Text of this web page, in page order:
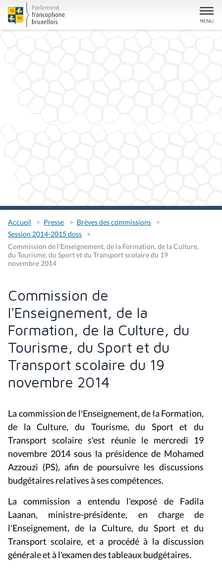
Accueil Presse
Brèves des commissions
Session 2014-2015 doss
Commission de l'Enseignement, de la Formation, de la Culture,
du Tourisme, du Sport et du Transport scolaire du 19
novembre 2014
Commission de
l'Enseignement, de la
Formation, de la Culture, du
Tourisme, du Sport et du
Transport scolaire du 19
novembre 2014
La commission de l'Enseignement, de la Formation,
de la Culture, du Tourisme, du Sport et du
Transport scolaire s'est réunie le mercredi 19
novembre 2014 sous la présidence de Mohamed
Azzouzi (PS), afin de poursuivre les discussions
budgétaires relatives à ses compétences.
La commission a entendu l'exposé de Fadila
Laanan, ministre-présidente, en charge de
l'Enseignement, de la Culture, du Sport et du
Transport scolaire, et a procédé à la discussion
générale et à l'examen des tableaux budgétaires.